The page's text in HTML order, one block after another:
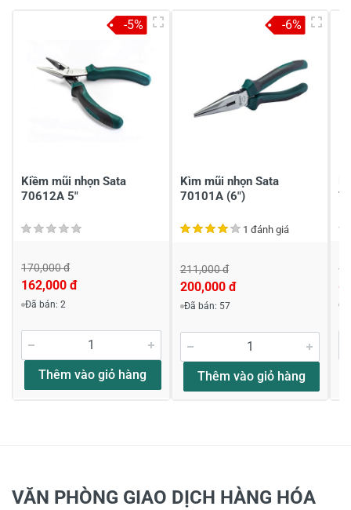
Kiềm mũi nhọn Sata
70612A 5"
170,000 đ
162,000 đ
Đã bán: 2
Thêm vào giỏ hàng
-5%
Kìm mũi nhọn Sata
70101A (6")
1 đánh giá
211,000 đ
200,000 đ
Đã bán: 57
Thêm vào giỏ hàng
-6%
VĂN PHÒNG GIAO DỊCH HÀNG HÓA